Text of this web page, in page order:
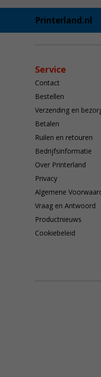
Printerland.nl
Service
Contact
Bestellen
Verzending en
Betalen
Ruilen en retouren
Bedrijfsinformatie
Over Printerland
Privacy
Algemene
Vraag en Antwoord
Productnieuws
Cookiebeleid